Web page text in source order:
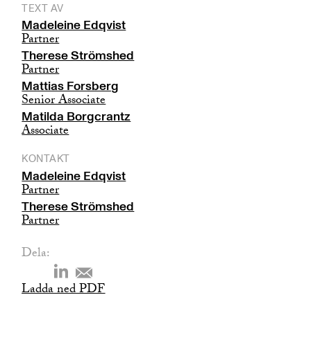
TEXT AV
Madeleine Edqvist
Partner
Therese Strömshed
Partner
Mattias Forsberg
Senior Associate
Matilda Borgcrantz
Associate
KONTAKT
Madeleine Edqvist
Partner
Therese Strömshed
Partner
Dela:
Ladda ned PDF